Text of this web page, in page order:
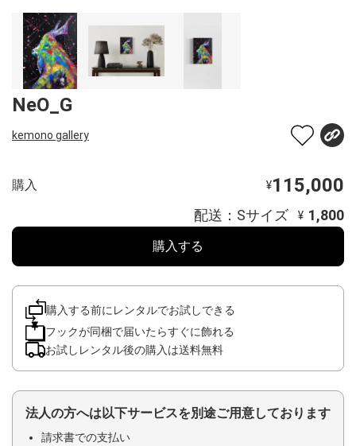
NeO_G
kemono gallery
購入 ¥115,000
配送：Sサイズ ¥ 1,800
購入する
購入する前にレンタルでお試しできる
フックが同梱で届いたらすぐに飾れる
お試しレンタル後の購入は送料無料
法人の方へは以下サービスを別途ご用意しております
請求書での支払い